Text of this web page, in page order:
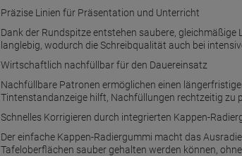
Präzise Linien für Präsentation und Unterricht
Dank der Rundspitze entstehen saubere,
langlebig, wodurch die Schreibqualität auch bei
Wirtschaftlich nachfüllbar für den Dauereinsatz
Nachfüllbare Patronen ermöglichen einen
Tintenstandanzeige hilft, Nachfüllungen rechtzeitig zu
Schnelles Korrigieren durch integrierten Kappen-
Der einfache Kappen-Radiergummi macht das
Tafeloberflächen sauber gehalten werden können,